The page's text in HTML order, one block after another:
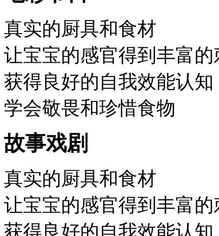
真实的厨具和食材
让宝宝的感官得到丰富的
获得良好的自我效能认知
学会敬畏和珍惜食物
故事戏剧
真实的厨具和食材
让宝宝的感官得到丰富的
获得良好的自我效能认知